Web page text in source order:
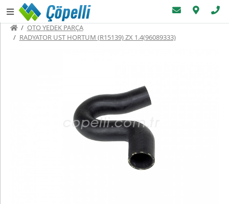
OTO YEDEK PARÇA
RADYATOR UST HORTUM (R15139) ZX 1.4(96089333)